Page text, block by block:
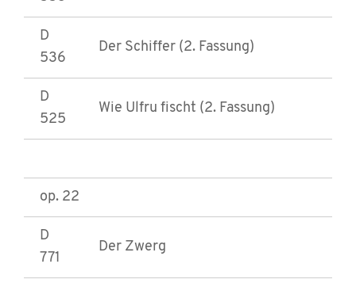
D
536
Der Schiffer (2. Fassung)
D
525
Wie Ulfru fischt (2. Fassung)
op. 22
D
771
Der Zwerg